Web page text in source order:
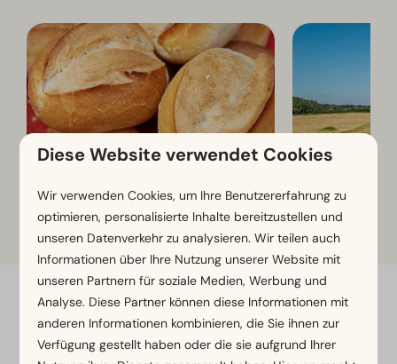
Brötchenservice
Flexibel buchen mit Flexibilitätsgarantie*
Kostenlose Stornierung innerhalb von 14 Tagen
nach der Buchung*
Diese Website verwendet Cookies
Wir verwenden Cookies, um Ihre Benutzererfahrung zu
optimieren, personalisierte Inhalte bereitzustellen und
unseren Datenverkehr zu analysieren. Wir teilen auch
Informationen über Ihre Nutzung unserer Website mit
unseren Partnern für soziale Medien, Werbung und
Analyse. Diese Partner können diese Informationen mit
anderen Informationen kombinieren, die Sie ihnen zur
Verfügung gestellt haben oder die sie aufgrund Ihrer